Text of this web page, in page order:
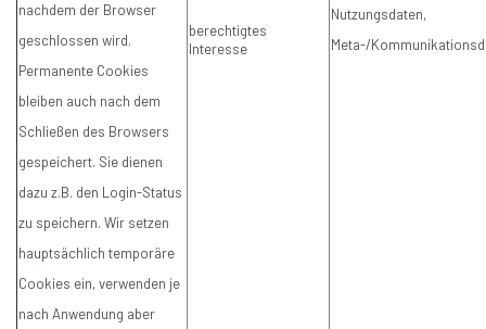
nachdem der Browser
geschlossen wird.
Permanente Cookies
bleiben auch nach dem
Schließen des Browsers
gespeichert. Sie dienen
dazu z.B. den Login-Status
zu speichern. Wir setzen
hauptsächlich temporäre
Cookies ein, verwenden je
nach Anwendung aber
berechtigtes
Interesse
Nutzungsdaten,
Meta-/